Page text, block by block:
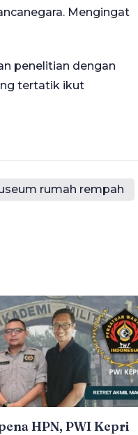
Mengingat
penelitian dengan
tertatik ikut
rumah rempah
HPN, PWI Kepri